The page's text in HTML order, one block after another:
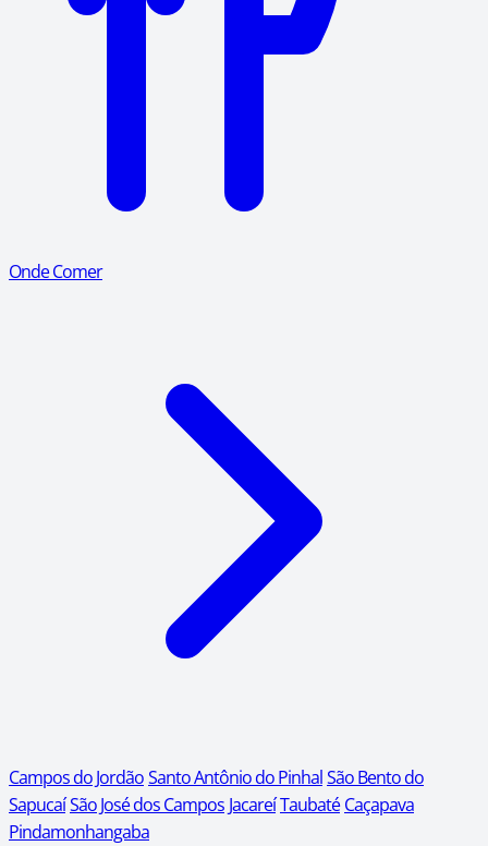
Onde Comer
Campos do JordãoSanto Antônio do PinhalSão Bento do
SapucaíSão José dos Campos JacareíTaubaté Caçapava
Pindamonhangaba